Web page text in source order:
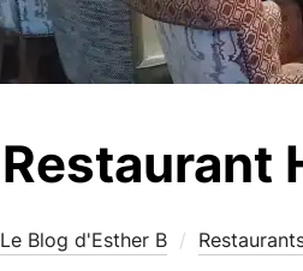
Restaurant
Le Blog d'Esther B